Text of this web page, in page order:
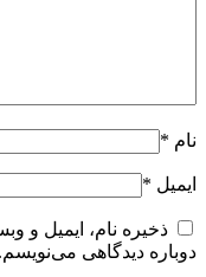
نام *
ایمیل *
ذخیره نام، ایمیل و
دوباره دیدگاهی می‌نویسم.